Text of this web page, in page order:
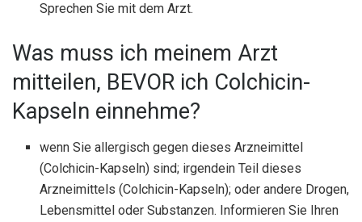
Sprechen Sie mit dem Arzt.
Was muss ich meinem Arzt
mitteilen, BEVOR ich Colchicin-
Kapseln einnehme?
wenn Sie allergisch gegen dieses Arzneimittel
(Colchicin-Kapseln) sind; irgendein Teil dieses
Arzneimittels (Colchicin-Kapseln); oder andere Drogen,
Lebensmittel oder Substanzen. Informieren Sie Ihren